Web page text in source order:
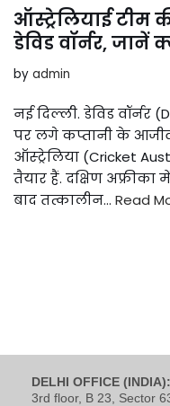
ऑस्ट्रेलियाई टीम
डेविड वॉर्नर,
by admin
नई दिल्ली. डेविड वॉर्नर
पर लगे कप्तानी के
ऑस्ट्रेलिया (Cricket
तैयार हैं. दक्षिण
बाद तत्कालीन… Read
DELHI OFFICE (INDIA):
3rd floor, B 23, Sector